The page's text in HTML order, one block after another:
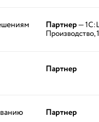
Партнер—
Производство,
Партнер
Партнер